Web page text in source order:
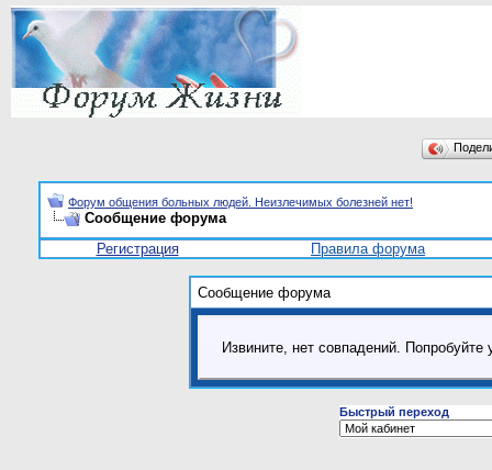
Форум общения больных людей. Неизлечимых болезней нет!
Сообщение форума
Регистрация
Правила форума
Сообщение форума
Извините, нет совпадений.
Быстрый переход